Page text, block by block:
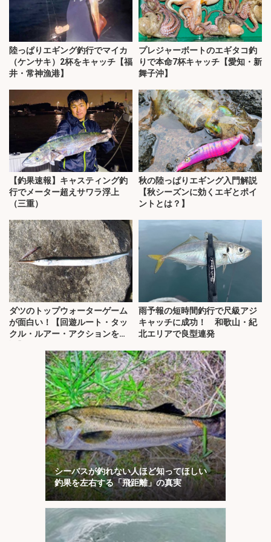
陸っぱりエギング釣行でマイカ
（ケンサキ）2杯をキャッチ【福
井・常神漁港】
プレジャーボートのエギタコ釣
りで本命7杯キャッチ【愛知・新
舞子沖】
【釣果速報】キャスティング釣
行でメーター超えサワラ浮上
（三重）
秋の陸っぱりエギング入門解説
【秋シーズンに効くエギとポイ
ントとは？】
ダツのトップウォーターゲーム
が面白い！【回遊ルート・タッ
クル・ルアー・アクションを解
雨予報の短時間釣行で尺級アジ
キャッチに成功！ 和歌山・紀
北エリアで良型連発
シーバスが釣れない人ほど知ってほしい
釣果を左右する「飛距離」の真実